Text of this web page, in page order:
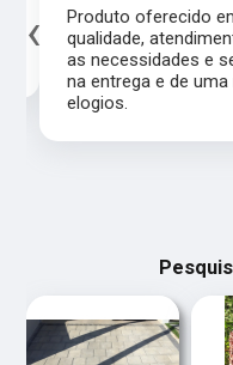
Produto oferecido
qualidade,
as necessidades e
na entrega e de
elogios.
‹